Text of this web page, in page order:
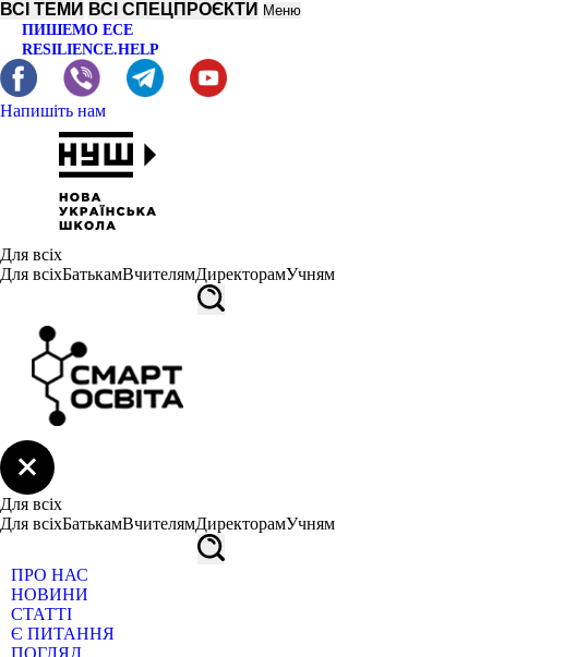
ВСІ ТЕМИ ВСІ СПЕЦПРОЄКТИ Меню
ПИШЕМО ЕСЕ
RESILIENCE.HELP
Напишіть нам
Для всіх
Для всіхБатькамВчителямДиректорамУчням
Для всіх
Для всіхБатькамВчителямДиректорамУчням
ПРО НАС
НОВИНИ
СТАТТІ
Є ПИТАННЯ
ПОГЛЯД